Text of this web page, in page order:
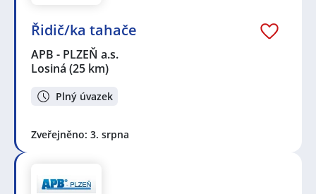
Řidič/ka tahače
APB - PLZEŇ a.s.
Losiná (25 km)
Plný úvazek
Zveřejněno: 3. srpna